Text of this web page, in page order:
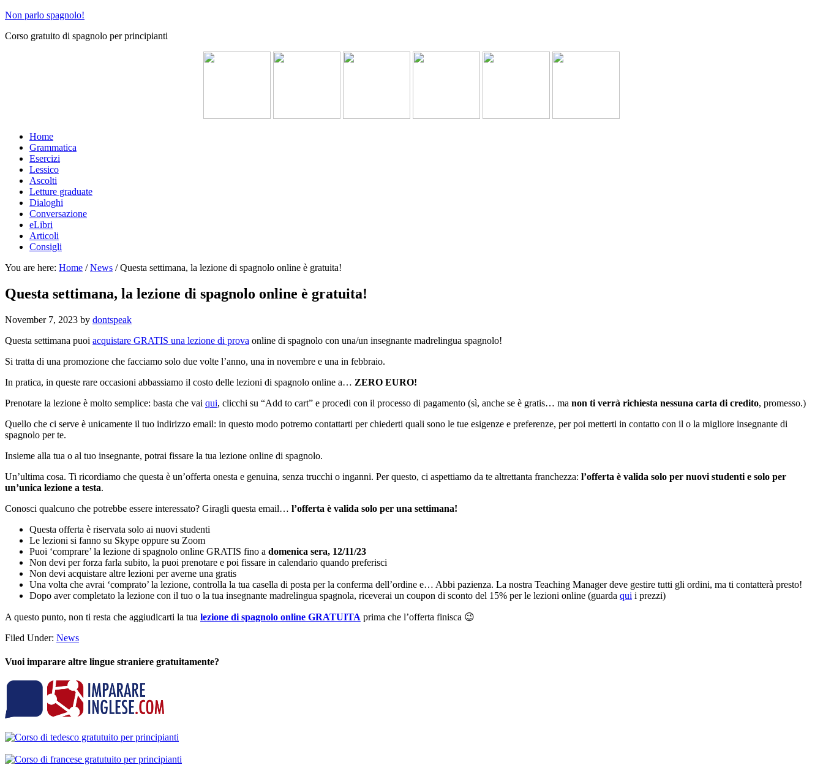
Non parlo spagnolo!
Corso gratuito di spagnolo per principianti
Home
Grammatica
Esercizi
Lessico
Ascolti
Letture graduate
Dialoghi
Conversazione
eLibri
Articoli
Consigli
You are here: Home / News /Questa settimana, la lezione di spagnolo online è gratuita!
Questa settimana, la lezione di spagnolo online è gratuita!
November 7, 2023 by dontspeak
Questa settimana puoi acquistare GRATIS una lezione di prova online di spagnolo con una/un insegnante madrelingua spagnolo!
Si tratta di una promozione che facciamo solo due volte l’anno, una in novembre e una in febbraio.
In pratica, in queste rare occasioni abbassiamo il costo delle lezioni di spagnolo online a… ZERO EURO!
Prenotare la lezione è molto semplice: basta che vai qui, clicchi su “Add to cart” e procedi con il processo di pagamento (sì, anche se è gratis… ma non ti verrà richiesta nessuna carta di credito, promesso.)
Quello che ci serve è unicamente il tuo indirizzo email: in questo modo potremo contattarti per chiederti quali sono le tue esigenze e preferenze, per poi metterti in contatto con il o la migliore insegnante di
spagnolo per te.
Insieme alla tua o al tuo insegnante, potrai fissare la tua lezione online di spagnolo.
Un’ultima cosa. Ti ricordiamo che questa è un’offerta onesta e genuina, senza trucchi o inganni. Per questo, ci aspettiamo da te altrettanta franchezza: l’offerta è valida solo per nuovi studenti e solo per
un’unica lezione a testa.
Conosci qualcuno che potrebbe essere interessato? Giragli questa email… l’offerta è valida solo per una settimana!
Questa offerta è riservata solo ai nuovi studenti
Le lezioni si fanno su Skype oppure su Zoom
Puoi ‘comprare’ la lezione di spagnolo online GRATIS fino a domenica sera, 12/11/23
Non devi per forza farla subito, la puoi prenotare e poi fissare in calendario quando preferisci
Non devi acquistare altre lezioni per averne una gratis
Una volta che avrai ‘comprato’ la lezione, controlla la tua casella di posta per la conferma dell’ordine e… Abbi pazienza. La nostra Teaching Manager deve gestire tutti gli ordini, ma ti contatterà presto!
Dopo aver completato la lezione con il tuo o la tua insegnante madrelingua spagnola, riceverai un coupon di sconto del 15% per le lezioni online (guarda qui i prezzi)
A questo punto, non ti resta che aggiudicarti la tua lezione di spagnolo online GRATUITA prima che l’offerta finisca 😉
Filed Under: News
Vuoi imparare altre lingue straniere gratuitamente?